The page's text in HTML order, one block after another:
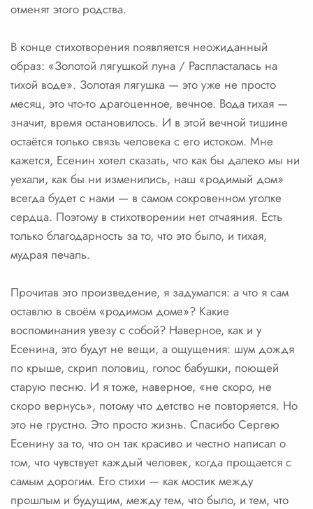
отменят этого родства.
В конце стихотворения появляется неожиданный
образ: «Золотой лягушкой луна / Распласталась на
тихой воде». Золотая лягушка — это уже не просто
месяц, это что-то драгоценное, вечное. Вода тихая —
значит, время остановилось. И в этой вечной тишине
остаётся только связь человека с его истоком. Мне
кажется, Есенин хотел сказать, что как бы далеко мы ни
уехали, как бы ни изменились, наш «родимый дом»
всегда будет с нами — в самом сокровенном уголке
сердца. Поэтому в стихотворении нет отчаяния. Есть
только благодарность за то, что это было, и тихая,
мудрая печаль.
Прочитав это произведение, я задумался: а что я сам
оставлю в своём «родимом доме»? Какие
воспоминания увезу с собой? Наверное, как и у
Есенина, это будут не вещи, а ощущения: шум дождя
по крыше, скрип половиц, голос бабушки, поющей
старую песню. И я тоже, наверное, «не скоро, не
скоро вернусь», потому что детство не повторяется. Но
это не грустно. Это просто жизнь. Спасибо Сергею
Есенину за то, что он так красиво и честно написал о
том, что чувствует каждый человек, когда прощается с
самым дорогим. Его стихи — как мостик между
прошлым и будущим, между тем, что было, и тем, что